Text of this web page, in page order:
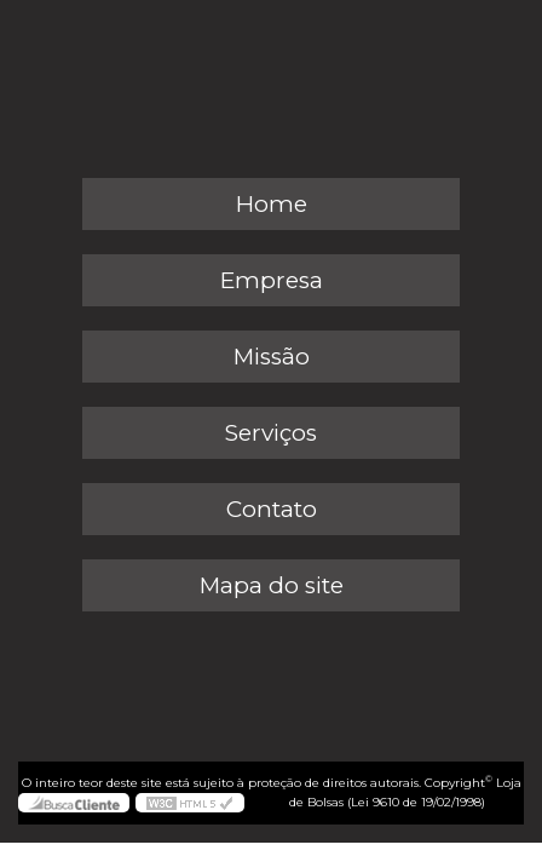
Home
Empresa
Missão
Serviços
Contato
Mapa do site
O inteiro teor deste site está sujeito à proteção de direitos autorais. Copyright©Loja
de Bolsas (Lei 9610 de 19/02/1998)